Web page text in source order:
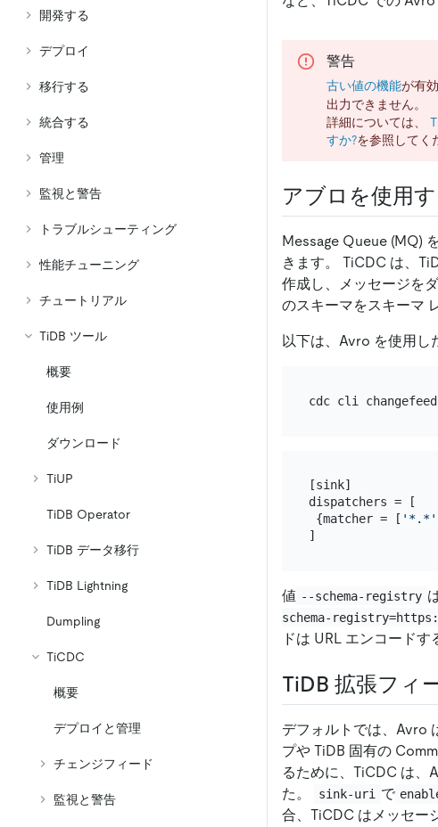
開発する
デプロイ
移行する
統合する
管理
監視と警告
トラブルシューティング
性能チューニング
チュートリアル
TiDB ツール
概要
使用例
ダウンロード
TiUP
TiDB Operator
TiDB データ移行
TiDB Lightning
Dumpling
TiCDC
概要
デプロイと管理
チェンジフィード
監視と警告
警告
古い値の機能が有
出力できません。
詳細については、
すか?を参照してく
アブロを使用す
Message Queue (MQ)
きます。 TiCDC は、
作成し、メッセージを
のスキーマをスキーマ
以下は、Avro を使用し
cdc cli
[sink]
dispatchers = [
{matcher = [ '*.*'
値 --schema-registry
schema-
ドは URL エンコードす
TiDB 拡張フィ
デフォルトでは、Avro
プや TiDB 固有の
るために、TiCDC は、
た。
sink-uri で
合、TiCDC はメッセー